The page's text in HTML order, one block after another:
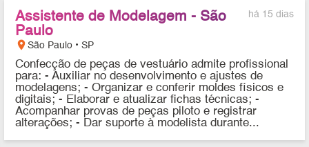
há 15 dias
Assistente de Modelagem - São
Paulo
location_onSão Paulo • SP
Confecção de peças de vestuário admite profissional
para: - Auxiliar no desenvolvimento e ajustes de
modelagens; - Organizar e conferir moldes físicos e
digitais; - Elaborar e atualizar fichas técnicas; -
Acompanhar provas de peças piloto e registrar
alterações; - Dar suporte à modelista durante...